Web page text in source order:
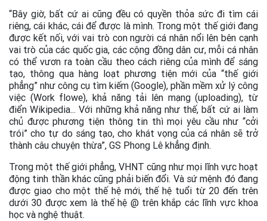
“Bây giờ, bất cứ ai cũng đều có quyền thỏa sức đi tìm cái
riêng, cái khác, cái để được là mình. Trong một thế giới đang
được kết nối, với vai trò con người cá nhân nổi lên bên cạnh
vai trò của các quốc gia, các cộng đồng dân cư, mỗi cá nhân
có thể vươn ra toàn cầu theo cách riêng của mình để sáng
tạo, thông qua hàng loạt phương tiện mới của “thế giới
phẳng” như công cụ tìm kiếm (Google), phần mềm xử lý công
việc (Work flowe), khả năng tải lên mạng (uploading), từ
điển Wikipedia... Với những khả năng như thế, bất cứ ai làm
chủ được phương tiện thông tin thì mọi yêu cầu như “cởi
trói” cho tự do sáng tạo, cho khát vọng của cá nhân sẽ trở
thành câu chuyện thừa”, GS Phong Lê khẳng định.
Trong một thế giới phẳng, VHNT cũng như mọi lĩnh vực hoạt
động tinh thần khác cũng phải biến đổi. Và sứ mệnh đó đang
được giao cho một thế hệ mới, thế hệ tuổi từ 20 đến trên
dưới 30 được xem là thế hệ @ trên khắp các lĩnh vực khoa
học và nghệ thuật.